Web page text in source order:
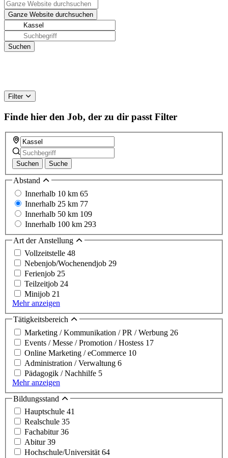
Filter
Finde hier den Job, der zu dir passt Filter
Suchen Suche
Abstand
Innerhalb 10 km 65
Innerhalb 25 km 77
Innerhalb 50 km 109
Innerhalb 100 km 293
Art der Anstellung
Vollzeitstelle 48
Nebenjob/Wochenendjob 29
Ferienjob 25
Teilzeitjob 24
Minijob 21
Mehr anzeigen
Tätigkeitsbereich
Marketing / Kommunikation / PR / Werbung 26
Events / Messe / Promotion / Hostess 17
Online Marketing / eCommerce 10
Administration / Verwaltung 6
Pädagogik / Nachhilfe 5
Mehr anzeigen
Bildungsstand
Hauptschule 41
Realschule 35
Fachabitur36
Abitur39
Hochschule/Universität64